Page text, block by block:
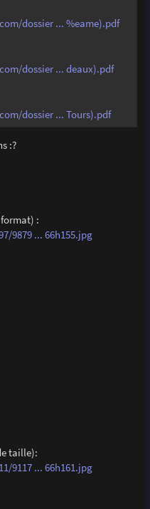
dossier ... %eame).pdf
dossier ... deaux).pdf
dossier ... Tours).pdf
:?
:
9879 ... 66h155.jpg
taille):
9117 ... 66h161.jpg